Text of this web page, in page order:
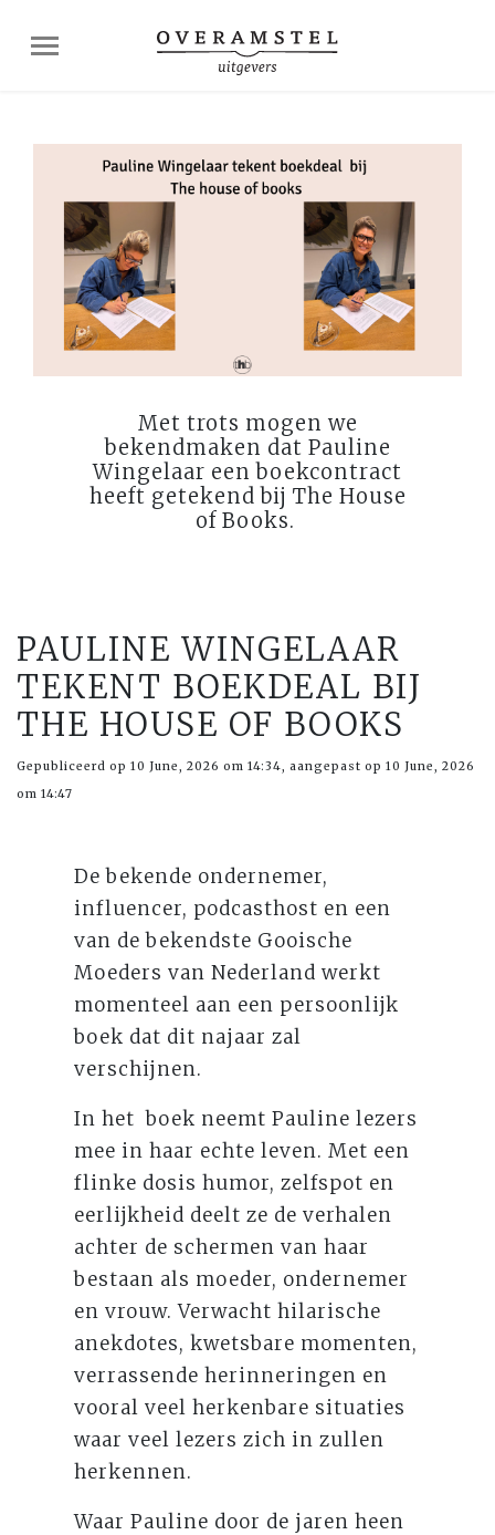
Met trots mogen we
bekendmaken dat Pauline
Wingelaar een boekcontract
heeft getekend bij The House
of Books.
PAULINE WINGELAAR
TEKENT BOEKDEAL BIJ
THE HOUSE OF BOOKS
Gepubliceerd op 10 June, 2026 om 14:34, aangepast op 10 June, 2026
om 14:47
De bekende ondernemer,
influencer, podcasthost en een
van de bekendste Gooische
Moeders van Nederland werkt
momenteel aan een persoonlijk
boek dat dit najaar zal
verschijnen.
In het boek neemt Pauline lezers
mee in haar echte leven. Met een
flinke dosis humor, zelfspot en
eerlijkheid deelt ze de verhalen
achter de schermen van haar
bestaan als moeder, ondernemer
en vrouw. Verwacht hilarische
anekdotes, kwetsbare momenten,
verrassende herinneringen en
vooral veel herkenbare situaties
waar veel lezers zich in zullen
herkennen.
Waar Pauline door de jaren heen